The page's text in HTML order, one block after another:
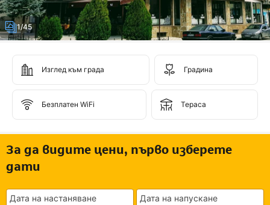
1/45
Изглед към града Градина
Безплатен WiFi Тераса
За да видите цени, първо изберете
дати
Дата на настаняване Дата на напускане